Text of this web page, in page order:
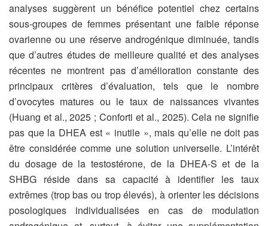
analyses suggèrent un bénéfice potentiel chez certains
sous-groupes de femmes présentant une faible réponse
ovarienne ou une réserve androgénique diminuée, tandis
que d’autres études de meilleure qualité et des analyses
récentes ne montrent pas d’amélioration constante des
principaux critères d’évaluation, tels que le nombre
d’ovocytes matures ou le taux de naissances vivantes
(Huang et al., 2025 ; Conforti et al., 2025). Cela ne signifie
pas que la DHEA est « inutile », mais qu’elle ne doit pas
être considérée comme une solution universelle. L’intérêt
du dosage de la testostérone, de la DHEA-S et de la
SHBG réside dans sa capacité à identifier les taux
extrêmes (trop bas ou trop élevés), à orienter les décisions
posologiques individualisées en cas de modulation